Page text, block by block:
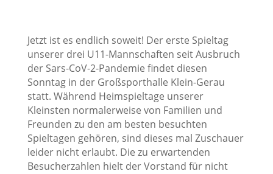
Jetzt ist es endlich soweit! Der erste Spieltag
unserer drei U11-Mannschaften seit Ausbruch
der Sars-CoV-2-Pandemie findet diesen
Sonntag in der Großsporthalle Klein-Gerau
statt. Während Heimspieltage unserer
Kleinsten normalerweise von Familien und
Freunden zu den am besten besuchten
Spieltagen gehören, sind dieses mal Zuschauer
leider nicht erlaubt. Die zu erwartenden
Besucherzahlen hielt der Vorstand für nicht